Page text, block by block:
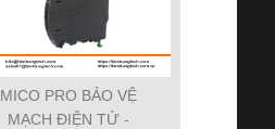
MICO PRO BẢO VỆ
MẠCH ĐIỆN TỬ -